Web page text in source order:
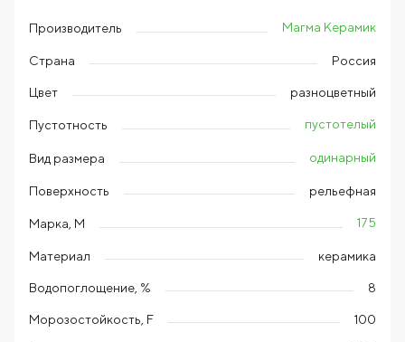
Производитель Магма Керамик
Страна Россия
Цвет разноцветный
Пустотность пустотелый
Вид размера одинарный
Поверхность рельефная
Марка, М 175
Материал керамика
Водопоглощение, % 8
Морозостойкость, F 100